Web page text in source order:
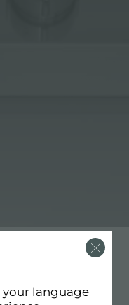
your language